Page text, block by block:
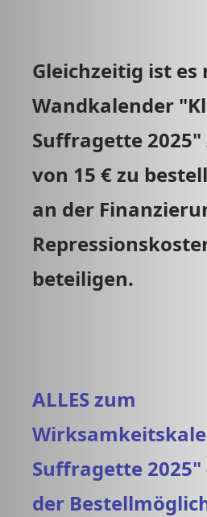
Gleichzeitig ist es
Wandkalender
Suffragette 2025"
von 15 € zu
an der
beteiligen.
ALLES zum
Suffragette
der